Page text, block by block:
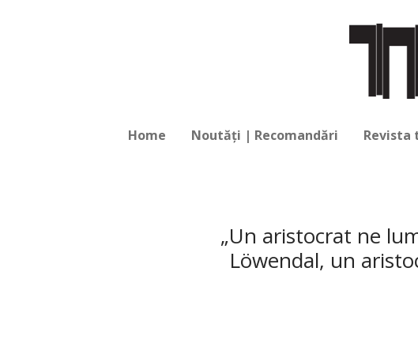
Home Noutăți | Recomandări Revista
„Un aristocrat ne
Löwendal, un